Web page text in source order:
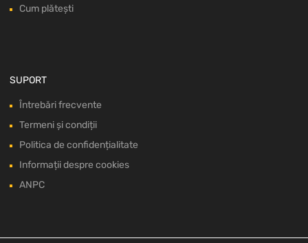
Cum plătești
SUPORT
Întrebări frecvente
Termeni și condiții
Politica de confidențialitate
Informații despre cookies
ANPC